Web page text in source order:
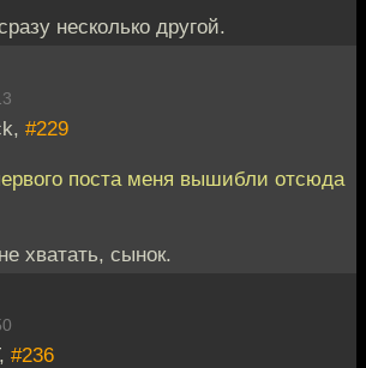
несколько другой.
#229
поста меня вышибли отсюда
хватать, сынок.
#236